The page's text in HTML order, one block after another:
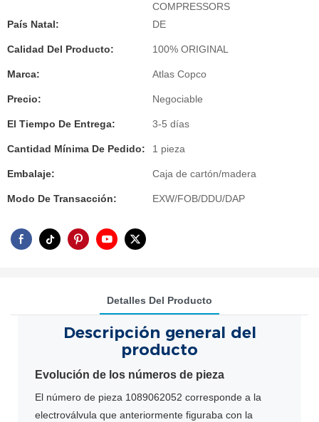
COMPRESSORS
País Natal:
DE
Calidad Del Producto: 100% ORIGINAL
Marca: Atlas Copco
Precio: Negociable
El Tiempo De Entrega: 3-5 días
Cantidad Mínima De Pedido: 1 pieza
Embalaje: Caja de cartón/madera
Modo De Transacción: EXW/FOB/DDU/DAP
Detalles Del Producto
Descripción general del
producto
Evolución de los números de pieza
El número de pieza 1089062052 corresponde a la
electroválvula que anteriormente figuraba con la